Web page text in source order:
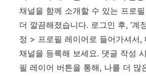
채널을 함께 소개할 수 있는 프로
더 깔끔해졌습니다. 로그인 후, ‘계
정 > 프로필 레이어로 들어가셔서,
채널을 등록해 보세요. 댓글 작성
필 레이어 버튼을 통해, 나를 더 많